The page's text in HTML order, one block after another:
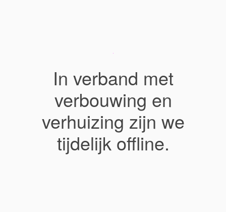
In verband met
verbouwing en
verhuizing zijn we
tijdelijk offline.